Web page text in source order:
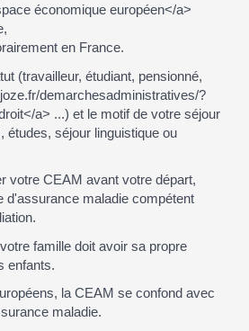
économique européen</a>
en France.
(travailleur, étudiant, pensionné,
demarchesadministratives/?
a> ...) et le motif de votre séjour
études, séjour linguistique ou
votre CEAM avant votre départ,
d'assurance maladie compétent
famille doit avoir sa propre
enfants.
la CEAM se confond avec
maladie.